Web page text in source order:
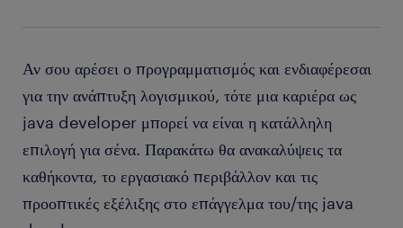
Αν σου αρέσει ο προγραμματισμός και ενδιαφέρεσαι
για την ανάπτυξη λογισμικού, τότε μια καριέρα ως
java developer μπορεί να είναι η κατάλληλη
επιλογή για σένα. Παρακάτω θα ανακαλύψεις τα
καθήκοντα, το εργασιακό περιβάλλον και τις
προοπτικές εξέλιξης στο επάγγελμα του/της java